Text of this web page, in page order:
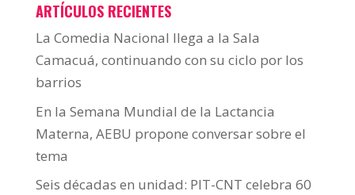
ARTÍCULOS RECIENTES
La Comedia Nacional llega a la Sala
Camacuá, continuando con su ciclo por los
barrios
En la Semana Mundial de la Lactancia
Materna, AEBU propone conversar sobre el
tema
Seis décadas en unidad: PIT-CNT celebra 60